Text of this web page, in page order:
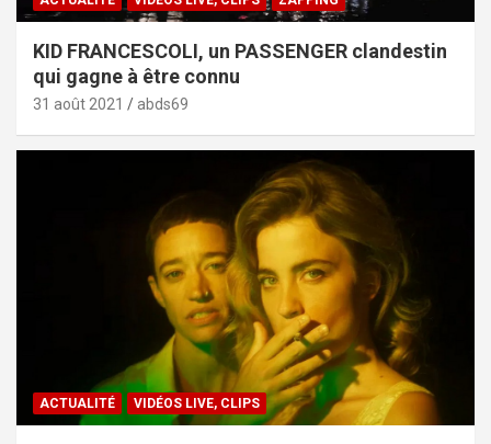
KID FRANCESCOLI, un PASSENGER clandestin
qui gagne à être connu
31 août 2021 abds69
ACTUALITÉ VIDÉOS LIVE, CLIPS